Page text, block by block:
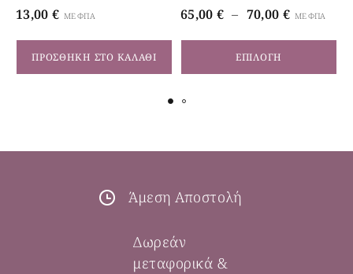
ΠΡΟΣΘΉΚΗ ΣΤΟ ΚΑΛΆΘΙ
13,00 € ΜΕ ΦΠΑ
ΕΠΙΛΟΓΉ
65,00 € – 70,00 € ΜΕ ΦΠΑ
Άμεση Αποστολή
Δωρεάν
μεταφορικά &